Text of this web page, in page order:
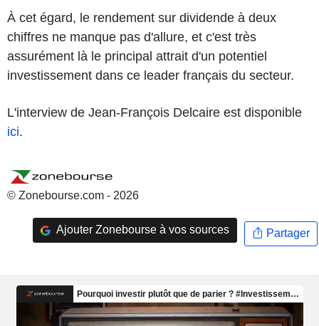
À cet égard, le rendement sur dividende à deux
chiffres ne manque pas d'allure, et c'est très
assurément là le principal attrait d'un potentiel
investissement dans ce leader français du secteur.
L'interview de Jean-François Delcaire est disponible
ici.
© Zonebourse.com - 2026
Ajouter Zonebourse à vos sources Partager